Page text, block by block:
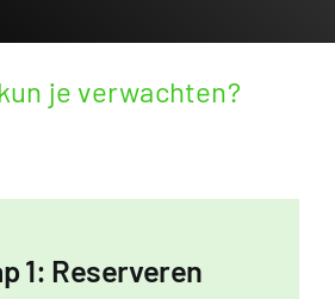
je verwachten?
1: Reserveren